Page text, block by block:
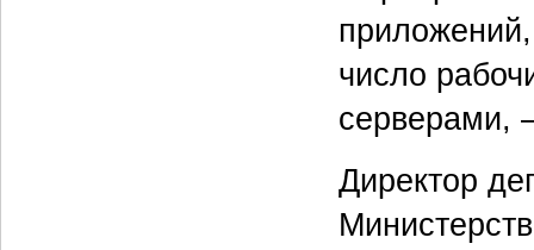
число
серверами,
Директор